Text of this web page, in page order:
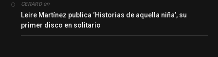
GERARDen
Leire Martínez publica ‘Historias de aquella niña’, su
primer disco en solitario